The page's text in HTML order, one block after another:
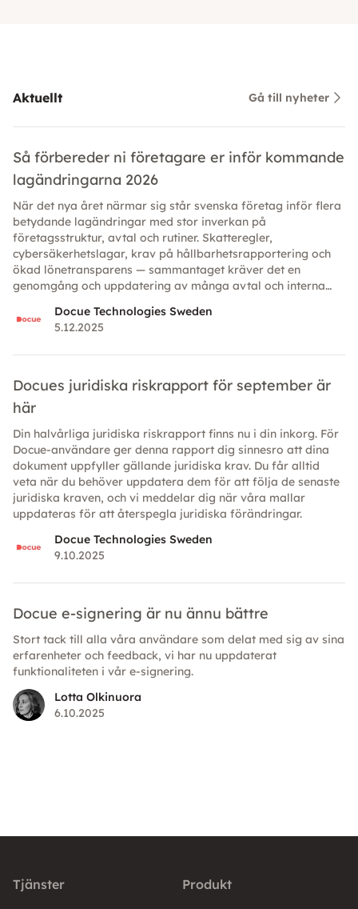
Aktuellt Gå till nyheter
Så förbereder ni företagare er inför kommande
lagändringarna 2026
När det nya året närmar sig står svenska företag inför flera
betydande lagändringar med stor inverkan på
företagsstruktur, avtal och rutiner. Skatteregler,
cybersäkerhetslagar, krav på hållbarhetsrapportering och
ökad lönetransparens — sammantaget kräver det en
genomgång och uppdatering av många avtal och interna
för att ligga steget före.
Docue Technologies Sweden
5.12.2025
Docues juridiska riskrapport för september är
här
Din halvårliga juridiska riskrapport finns nu i din inkorg. För
Docue-användare ger denna rapport dig sinnesro att dina
dokument uppfyller gällande juridiska krav. Du får alltid
veta när du behöver uppdatera dem för att följa de senaste
juridiska kraven, och vi meddelar dig när våra mallar
uppdateras för att återspegla juridiska förändringar.
Docue Technologies Sweden
9.10.2025
Docue e-signering är nu ännu bättre
Stort tack till alla våra användare som delat med sig av sina
erfarenheter och feedback, vi har nu uppdaterat
funktionaliteten i vår e-signering.
Lotta Olkinuora
6.10.2025
Tjänster Produkt